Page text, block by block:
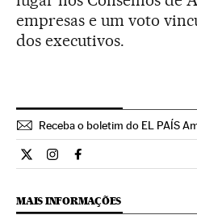
empresas e um voto
dos executivos.
Receba o boletim do EL PAÍS
Internacional El País Brasil en
Internacional El País
Internacional El País
MAIS INFORMAÇÕES